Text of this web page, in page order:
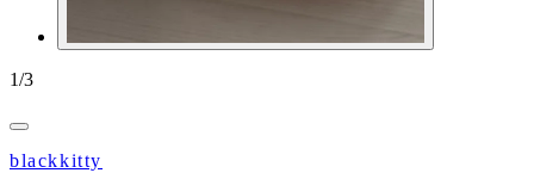
1/3
blackkitty